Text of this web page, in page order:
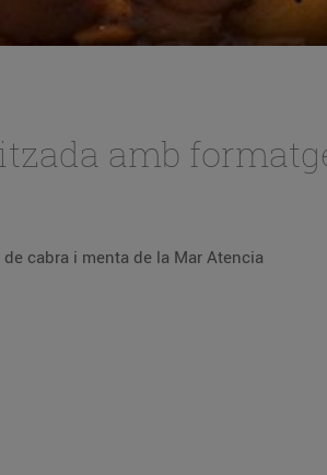
amb
carame·litzada amb formatge de cabra i menta de la Mar Atencia